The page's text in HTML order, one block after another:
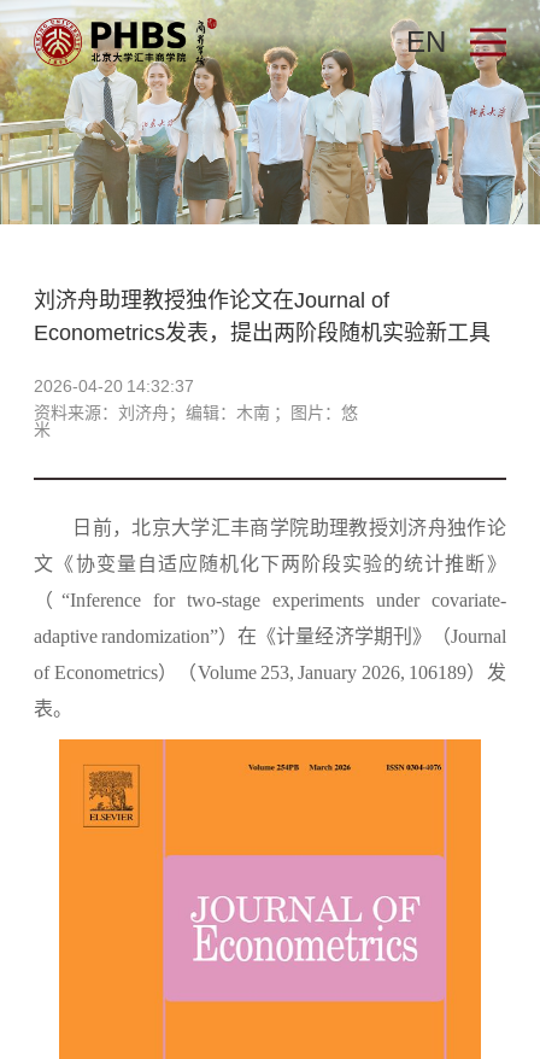
EN
刘济舟助理教授独作论文在Journal of
Econometrics发表，提出两阶段随机实验新工具
2026-04-20 14:32:37
资料来源：刘济舟；编辑：木南 ；图片：悠
米
日前，北京大学汇丰商学院助理教授刘济舟独作论
文《协变量自适应随机化下两阶段实验的统计推断》
（“Inference for two-stage experiments under covariate-
adaptive randomization”）在《计量经济学期刊》（Journal
of Econometrics）（Volume 253, January 2026, 106189）发
表。